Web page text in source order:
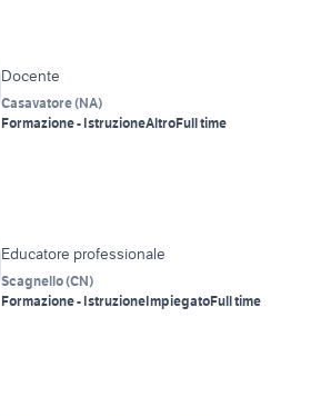
Docente
Casavatore(NA)
Formazione - IstruzioneAltroFull time
Educatore professionale
Scagnello(CN)
Formazione - IstruzioneImpiegatoFull time